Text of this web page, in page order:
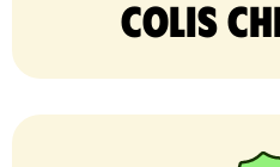
colis